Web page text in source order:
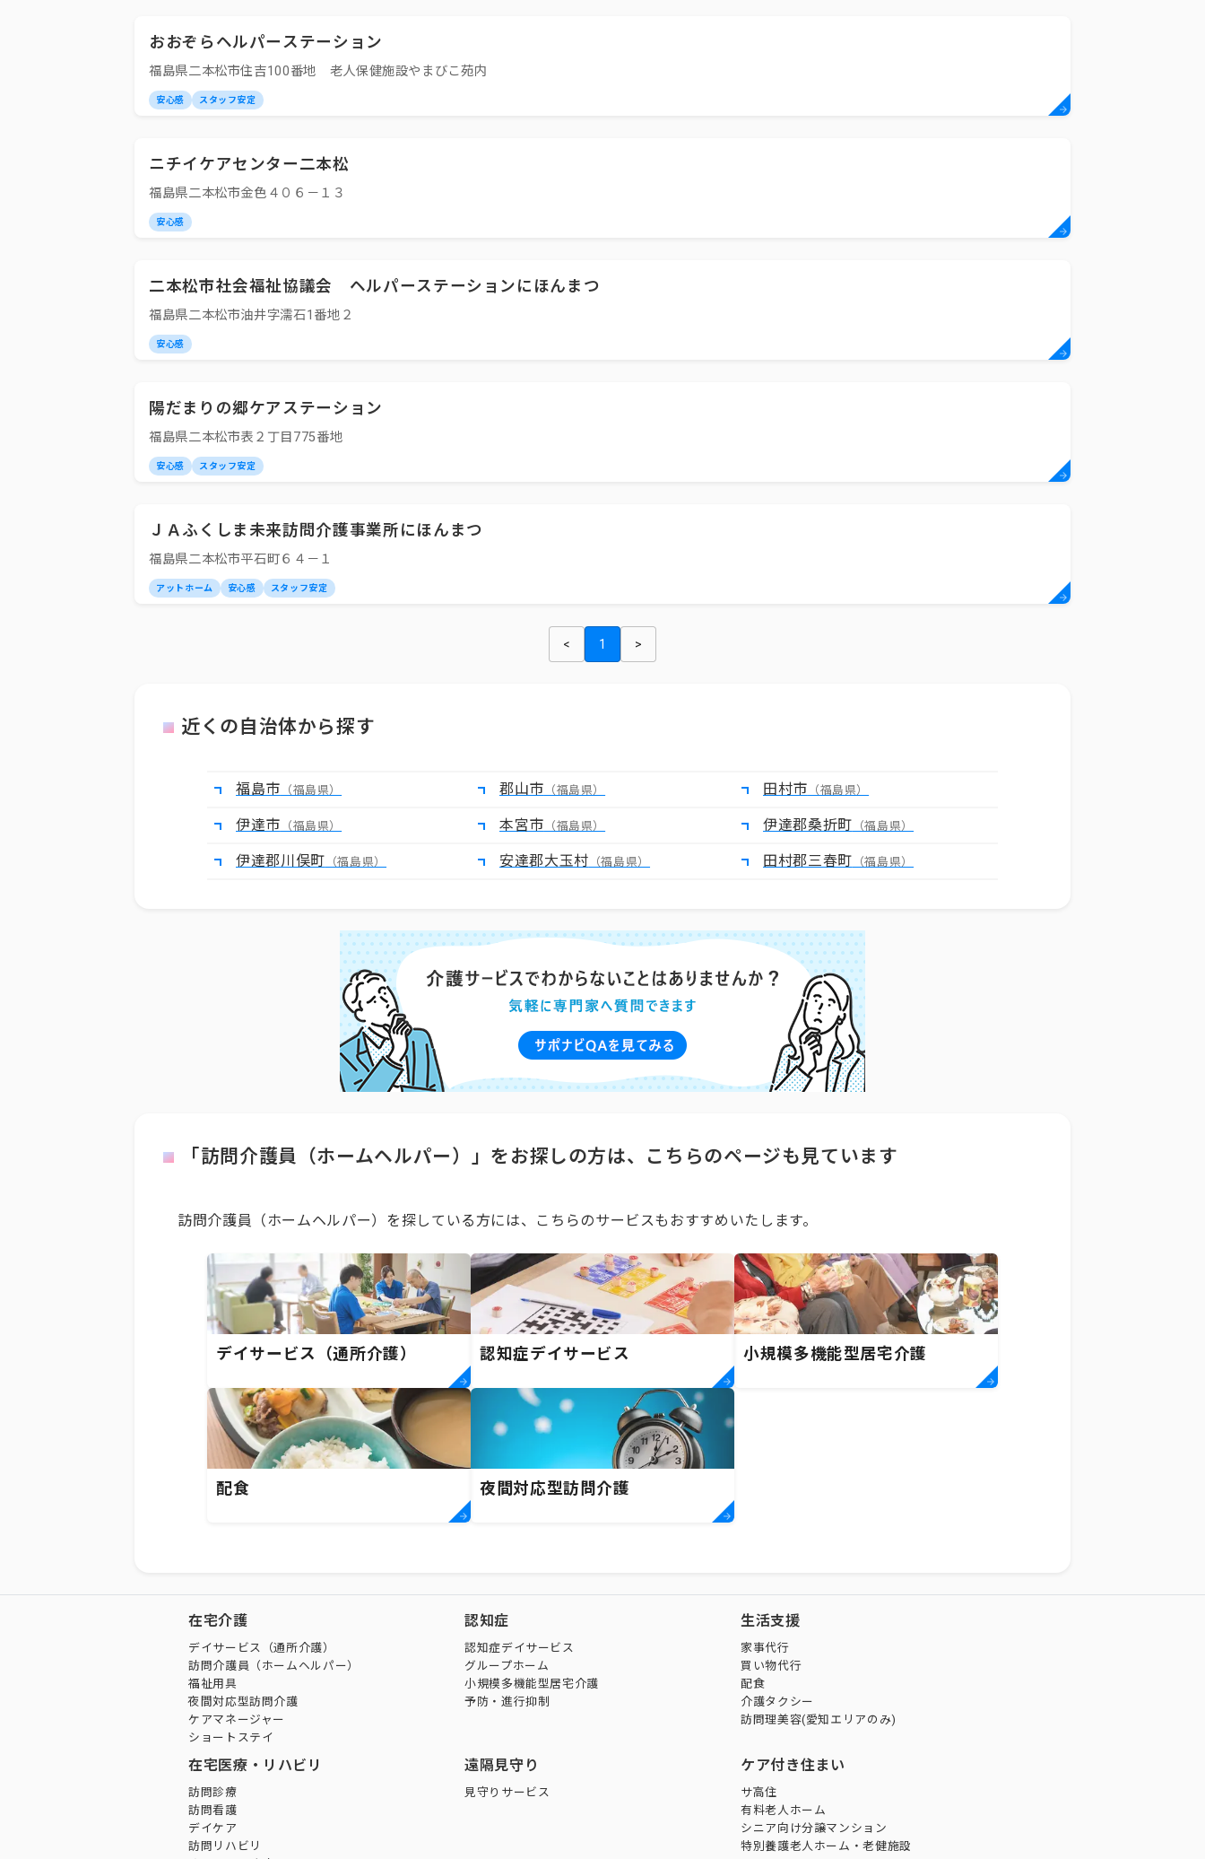
おおぞらヘルパーステーション
福島県二本松市住吉100番地 老人保健施設やまびこ苑内
安心感 スタッフ安定
ニチイケアセンター二本松
福島県二本松市金色４０６－１３
安心感
二本松市社会福祉協議会 ヘルパーステーションにほんまつ
福島県二本松市油井字濡石1番地２
安心感
陽だまりの郷ケアステーション
福島県二本松市表２丁目775番地
安心感 スタッフ安定
ＪＡふくしま未来訪問介護事業所にほんまつ
福島県二本松市平石町６４－１
アットホーム 安心感 スタッフ安定
< 1 >
近くの自治体から探す
福島市 （福島県） 郡山市 （福島県） 田村市 （福島県）
伊達市 （福島県） 本宮市 （福島県） 伊達郡桑折町 （福島県）
伊達郡川俣町 （福島県） 安達郡大玉村 （福島県） 田村郡三春町 （福島県）
「訪問介護員（ホームヘルパー）」をお探しの方は、こちらのページも見ています
訪問介護員（ホームヘルパー）を探している方には、こちらのサービスもおすすめいたします。
デイサービス（通所介護） 認知症デイサービス 小規模多機能型居宅介護
配食 夜間対応型訪問介護
在宅介護
デイサービス（通所介護）
訪問介護員（ホームヘルパー）
福祉用具
夜間対応型訪問介護
ケアマネージャー
ショートステイ
認知症
認知症デイサービス
グループホーム
小規模多機能型居宅介護
予防・進行抑制
生活支援
家事代行
買い物代行
配食
介護タクシー
訪問理美容(愛知エリアのみ)
在宅医療・リハビリ
訪問診療
訪問看護
デイケア
訪問リハビリ
遠隔見守り
見守りサービス
ケア付き住まい
サ高住
有料老人ホーム
シニア向け分譲マンション
特別養護老人ホーム・老健施設